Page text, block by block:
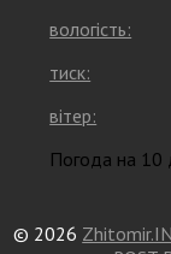
вологість:
тиск:
вітер:
Погода на 10
© 2026